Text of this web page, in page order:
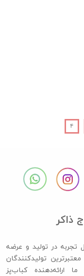
۴
ذاکر
و بازرگانی حاج ذاکر با 20 سال تجربه در تولید و عرضه
تولیدکنندگان
ارائه‌دهنده کباب‌پز